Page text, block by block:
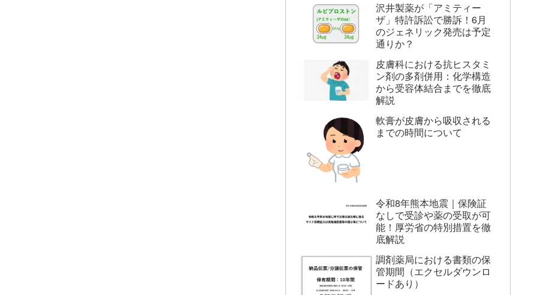
沢井製薬が「アミティー
ザ」特許訴訟で勝訴！6月
のジェネリック発売は予定
通りか？
皮膚科における抗ヒスタミ
ン剤の多剤併用：化学構造
から受容体結合までを徹底
解説
軟膏が皮膚から吸収される
までの時間について
令和8年熊本地震｜保険証
なしで受診や薬の受取が可
能！厚労省の特別措置を徹
底解説
調剤薬局における書類の保
管期間（エクセルダウンロ
ードあり）